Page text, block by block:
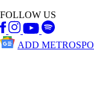
FOLLOW US
ADD